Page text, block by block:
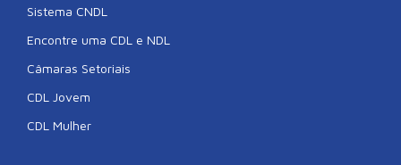
Sistema CNDL
Encontre uma CDL e NDL
Câmaras Setoriais
CDL Jovem
CDL Mulher